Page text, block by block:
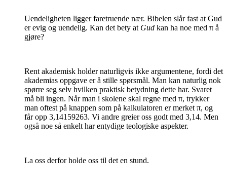
Uendeligheten ligger faretruende nær. Bibelen slår fast at Gud
er evig og uendelig. Kan det bety at Gud kan ha noe med π å
gjøre?
Rent akademisk holder naturligvis ikke argumentene, fordi det
akademias oppgave er å stille spørsmål. Man kan naturlig nok
spørre seg selv hvilken praktisk betydning dette har. Svaret
må bli ingen. Når man i skolene skal regne med π, trykker
man oftest på knappen som på kalkulatoren er merket π, og
får opp 3,14159263. Vi andre greier oss godt med 3,14. Men
også noe så enkelt har entydige teologiske aspekter.
La oss derfor holde oss til det en stund.